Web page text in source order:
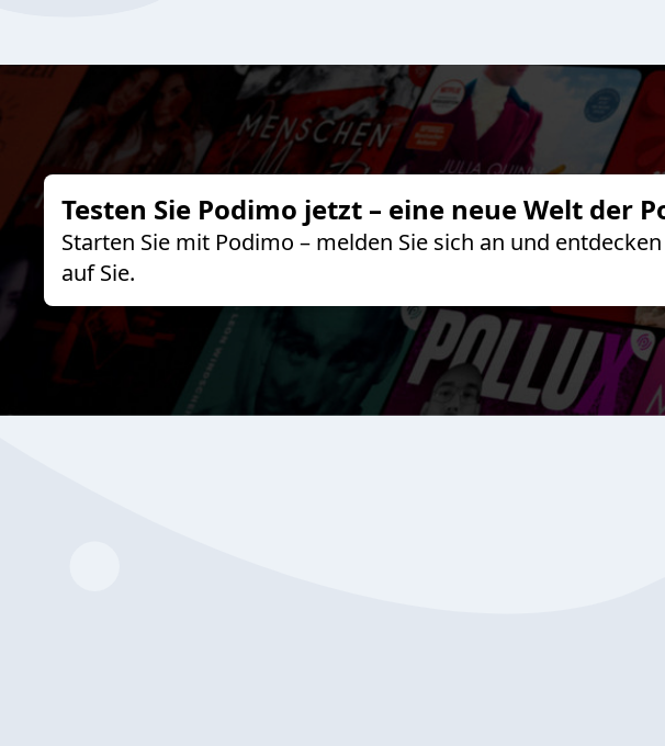
Testen Sie Podimo jetzt – eine neue Welt der
Starten Sie mit Podimo – melden Sie sich an und
auf Sie.